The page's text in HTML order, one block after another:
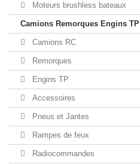
Moteurs brushless bateaux
Camions Remorques Engins TP
Camions RC
Remorques
Engins TP
Accessoires
Pneus et Jantes
Rampes de feux
Radiocommandes